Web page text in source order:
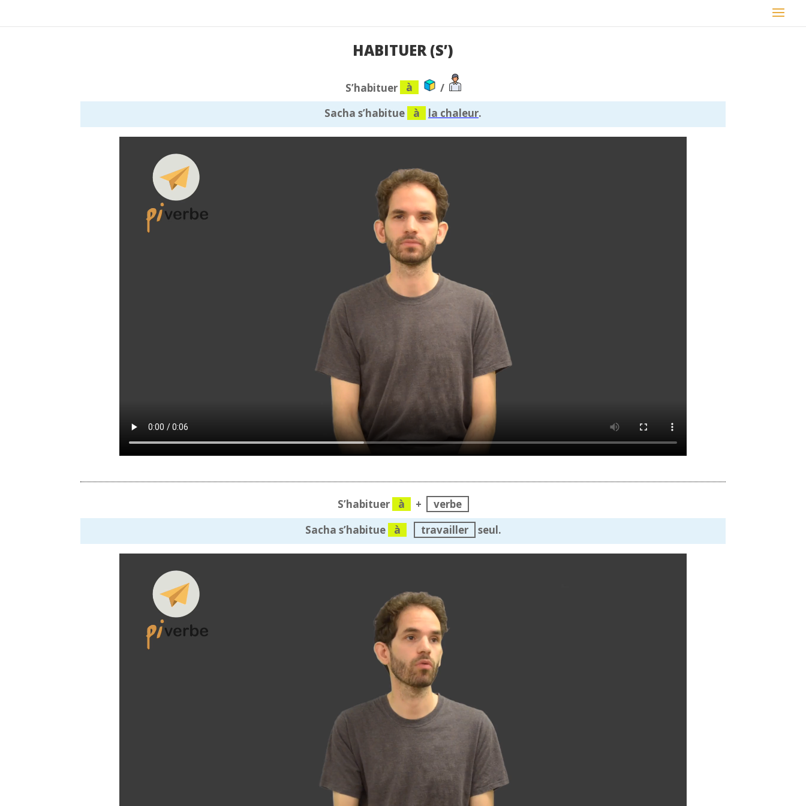
HABITUER (S’)
S’habituer à
/
Sacha s’habitue
à la chaleur.
S’habituer à +
verbe
Sacha s’habitue
à travailler seul.